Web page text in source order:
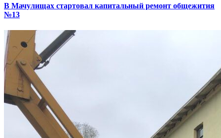
В Мачулищах стартовал капитальный ремонт общежития
№13